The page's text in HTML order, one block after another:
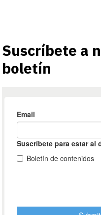
Suscríbete a
boletín